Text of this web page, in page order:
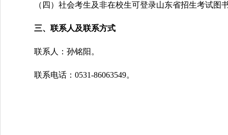
（四）社会考生及非在校生可登录山东省招生考试
三、联系人及联系方式
联系人：孙铭阳。
联系电话：0531-86063549。